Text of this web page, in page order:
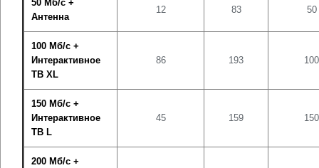
50 Мб/с +
Антенна
12 83 50
100 Мб/с +
Интерактивное
ТВ XL
86 193 100
150 Мб/с +
Интерактивное
ТВ L
45 159 150
200 Мб/с +